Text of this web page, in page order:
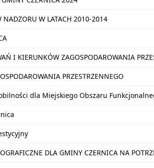
NADZORU W LATACH 2010-2014
I KIERUNKÓW ZAGOSPODAROWANIA
PRZESTRZENNEGO
dla Miejskiego Obszaru
DLA GMINY CZERNICA NA